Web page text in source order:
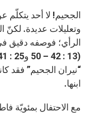
الجحيم! لا أحد يتكلّم
وتعليلات عديدة. لكنّ
“نيران الجحيم” فقد
ابنها.
مع الاحتفال بمئويّة